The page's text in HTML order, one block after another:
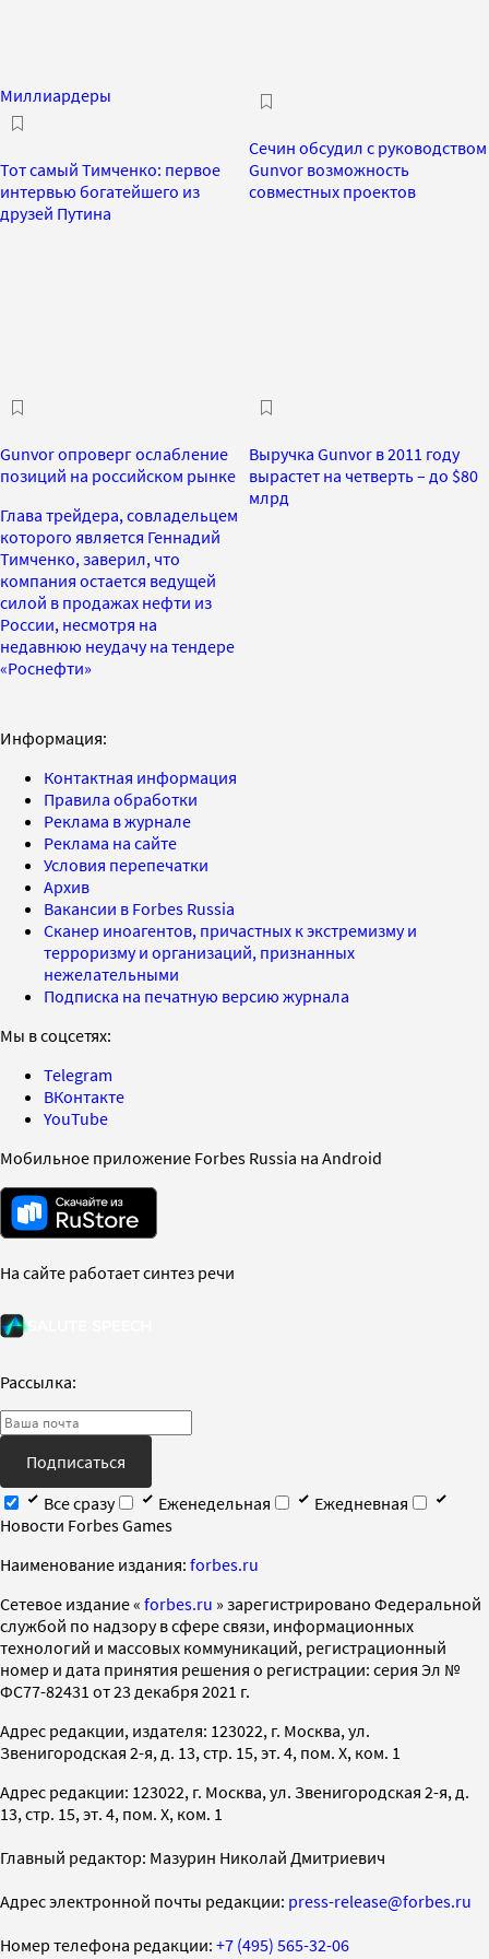
Миллиардеры
Тот самый Тимченко: первое
интервью богатейшего из
друзей Путина
Сечин обсудил с руководством
Gunvor возможность
совместных проектов
Gunvor опроверг ослабление
позиций на российском рынке
Глава трейдера, совладельцем
которого является Геннадий
Тимченко, заверил, что
компания остается ведущей
силой в продажах нефти из
России, несмотря на
недавнюю неудачу на тендере
«Роснефти»
Выручка Gunvor в 2011 году
вырастет на четверть – до $80
млрд
Информация:
Контактная информация
Правила обработки
Реклама в журнале
Реклама на сайте
Условия перепечатки
Архив
Вакансии в Forbes Russia
Сканер иноагентов, причастных к экстремизму и
терроризму и организаций, признанных
нежелательными
Подписка на печатную версию журнала
Мы в соцсетях:
Telegram
ВКонтакте
YouTube
Мобильное приложение Forbes Russia на Android
На сайте работает синтез речи
Рассылка:
Подписаться
Все сразу
Еженедельная
Ежедневная
Новости Forbes Games
Наименование издания: forbes.ru
Cетевое издание « forbes.ru » зарегистрировано Федеральной
службой по надзору в сфере связи, информационных
технологий и массовых коммуникаций, регистрационный
номер и дата принятия решения о регистрации: серия Эл №
ФС77-82431 от 23 декабря 2021 г.
Адрес редакции, издателя: 123022, г. Москва, ул.
Звенигородская 2-я, д. 13, стр. 15, эт. 4, пом. X, ком. 1
Адрес редакции: 123022, г. Москва, ул. Звенигородская 2-я, д.
13, стр. 15, эт. 4, пом. X, ком. 1
Главный редактор: Мазурин Николай Дмитриевич
Адрес электронной почты редакции: press-release@forbes.ru
Номер телефона редакции: +7 (495) 565-32-06